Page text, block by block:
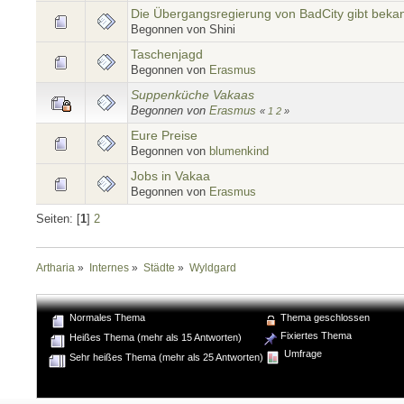
Die Übergangsregierung von BadCity gibt
Begonnen von Shini
Taschenjagd
Begonnen von Erasmus
Suppenküche Vakaas
Begonnen von Erasmus « 1 2 »
Eure Preise
Begonnen von blumenkind
Jobs in Vakaa
Begonnen von Erasmus
Seiten: [ 1 2
Artharia » Internes » Städte » Wyldgard
Normales Thema
Heißes Thema (mehr als 15 Antworten)
Sehr heißes Thema (mehr als 25 Antworten)
Thema geschlossen
Fixiertes Thema
Umfrage